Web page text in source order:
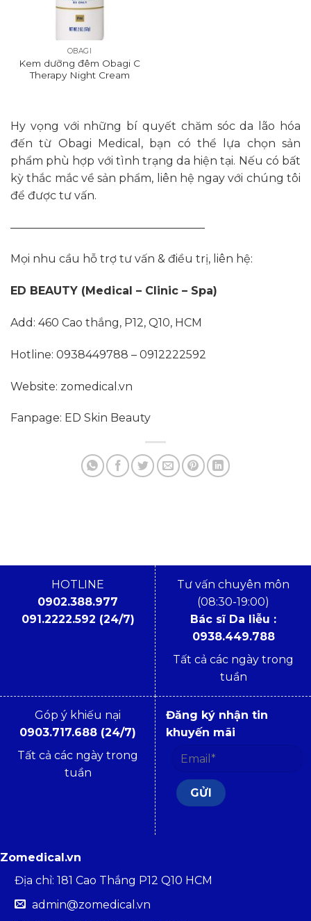
OBAGI
Kem dưỡng đêm Obagi C
Therapy Night Cream
Hy vọng với những bí quyết chăm sóc da lão hóa
đến từ Obagi Medical, bạn có thể lựa chọn sản
phẩm phù hợp với tình trạng da hiện tại. Nếu có bất
kỳ thắc mắc về sản phẩm, liên hệ ngay với chúng tôi
để được tư vấn.
—————————————————–
Mọi nhu cầu hỗ trợ tư vấn & điều trị, liên hệ:
ED BEAUTY (Medical – Clinic – Spa)
Add: 460 Cao thắng, P12, Q10, HCM
Hotline: 0938449788 – 0912222592
Website: zomedical.vn
Fanpage: ED Skin Beauty
HOTLINE
0902.388.977
091.2222.592 (24/7)
Tư vấn chuyên môn
(08:30-19:00)
Bác sĩ Da liễu :
0938.449.788
Tất cả các ngày trong
tuần
Góp ý khiếu nại
0903.717.688 (24/7)
Tất cả các ngày trong
tuần
Đăng ký nhận tin
khuyến mãi
Zomedical.vn
Địa chỉ: 181 Cao Thắng P12 Q10 HCM
admin@zomedical.vn